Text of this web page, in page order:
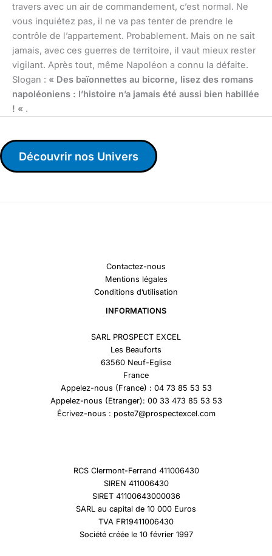
travers avec un air de commandement, c’est normal. Ne
vous inquiétez pas, il ne va pas tenter de prendre le
contrôle de l’appartement. Probablement. Mais on ne sait
jamais, avec ces guerres de territoire, il vaut mieux rester
vigilant. Après tout, même Napoléon a connu la défaite.
Slogan : « Des baïonnettes au bicorne, lisez des romans
napoléoniens : l’histoire n’a jamais été aussi bien habillée
! « .
Découvrir nos Univers
Contactez-nous
Mentions légales
Conditions d’utilisation
INFORMATIONS
SARL PROSPECT EXCEL
Les Beauforts
63560 Neuf-Eglise
France
Appelez-nous (France) : 04 73 85 53 53
Appelez-nous (Etranger): 00 33 473 85 53 53
Écrivez-nous : poste7@prospectexcel.com
RCS Clermont-Ferrand 411006430
SIREN 411006430
SIRET 41100643000036
SARL au capital de 10 000 Euros
TVA FR19411006430
Société créée le 10 février 1997